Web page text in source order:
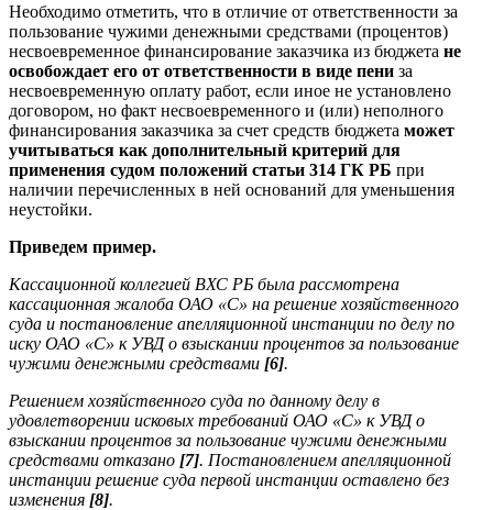
Необходимо отметить, что в отличие от ответственности за
пользование чужими денежными средствами (процентов)
несвоевременное финансирование заказчика из бюджета не
освобождает его от ответственности в виде пени за
несвоевременную оплату работ, если иное не установлено
договором, но факт несвоевременного и (или) неполного
финансирования заказчика за счет средств бюджета может
учитываться как дополнительный критерий для
применения судом положений статьи 314 ГК РБ при
наличии перечисленных в ней оснований для уменьшения
неустойки.
Приведем пример.
Кассационной коллегией ВХС РБ была рассмотрена
кассационная жалоба ОАО «С» на решение хозяйственного
суда и постановление апелляционной инстанции по делу по
иску ОАО «С» к УВД о взыскании процентов за пользование
чужими денежными средствами [6].
Решением хозяйственного суда по данному делу в
удовлетворении исковых требований ОАО «С» к УВД о
взыскании процентов за пользование чужими денежными
средствами отказано [7]. Постановлением апелляционной
инстанции решение суда первой инстанции оставлено без
изменения [8].